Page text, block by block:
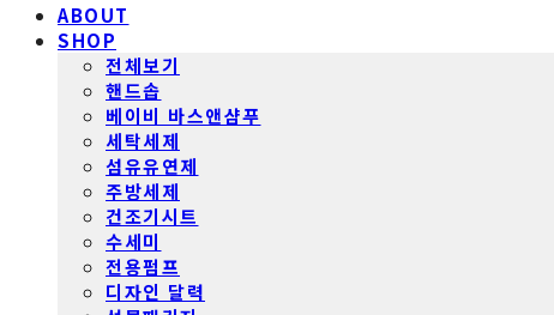
ABOUT
SHOP
전체보기
핸드솝
베이비 바스앤샴푸
세탁세제
섬유유연제
주방세제
건조기시트
수세미
전용펌프
디자인 달력